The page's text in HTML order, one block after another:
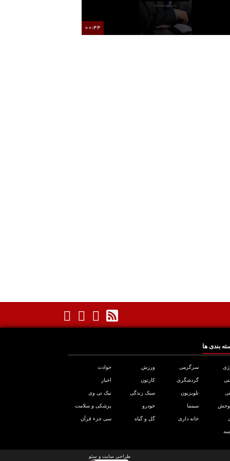
00:44
بندی ها
سرگرمی ورزش حوادث
گردشگری کارتون اخبار
تلویزیون سبک زندگی نیک تی وی
وحش سینما خودرو پزشکی و سلامت
خانه داری گل و گیاه سی جزء قرآن
طراحی سایت و سئو